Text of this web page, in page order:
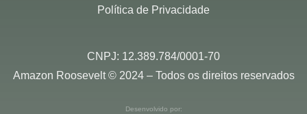
Política de Privacidade
CNPJ: 12.389.784/0001-70
Amazon Roosevelt © 2024 – Todos os direitos reservados
Desenvolvido por: